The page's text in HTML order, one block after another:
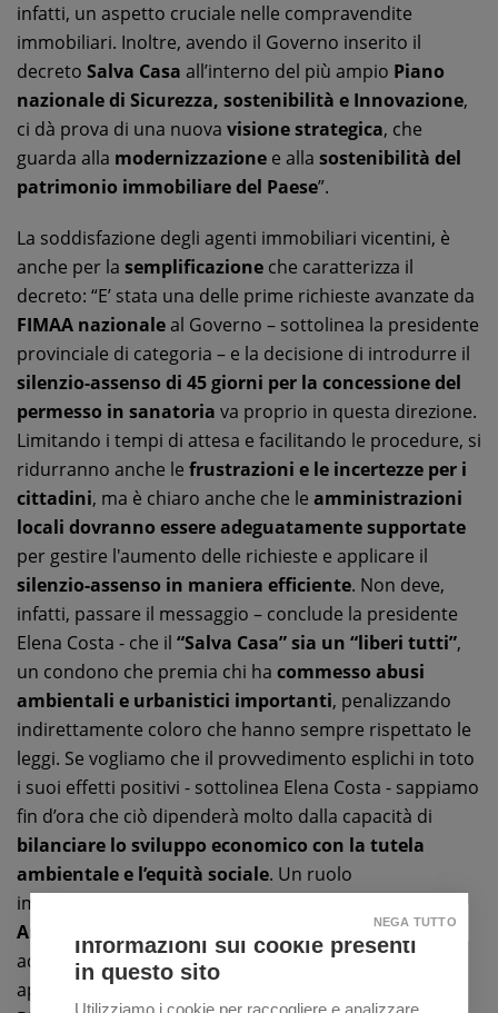
infatti, un aspetto cruciale nelle compravendite
immobiliari. Inoltre, avendo il Governo inserito il
decreto Salva Casa all’interno del più ampio Piano
nazionale di Sicurezza, sostenibilità e Innovazione,
ci dà prova di una nuova visione strategica, che
guarda alla modernizzazione e alla sostenibilità del
patrimonio immobiliare del Paese”.
La soddisfazione degli agenti immobiliari vicentini, è
anche per la semplificazione che caratterizza il
decreto: “E’ stata una delle prime richieste avanzate da
FIMAA nazionaleal Governo – sottolinea la presidente
provinciale di categoria – e la decisione di introdurre il
silenzio-assenso di 45 giorni per la concessione del
permesso in sanatoria va proprio in questa direzione.
Limitando i tempi di attesa e facilitando le procedure, si
ridurranno anche le frustrazioni e le incertezze per i
cittadini, ma è chiaro anche che le amministrazioni
locali dovranno essere adeguatamente supportate
per gestire l'aumento delle richieste e applicare il
silenzio-assenso in maniera efficiente. Non deve,
infatti, passare il messaggio – conclude la presidente
Elena Costa - che il “Salva Casa” sia un “liberi tutti”,
un condono che premia chi ha commesso abusi
ambientali e urbanistici importanti, penalizzando
indirettamente coloro che hanno sempre rispettato le
leggi. Se vogliamo che il provvedimento esplichi in toto
i suoi effetti positivi - sottolinea Elena Costa - sappiamo
fin d’ora che ciò dipenderà molto dalla capacità di
bilanciare lo sviluppo economico con la tutela
ambientale e l’equità sociale. Un ruolo
importantissimo in tal senso è affidato alle
Amministrazioni locali
, che dovranno essere
adeguatamente supportate nel gestire le richieste, e
applicare ilsilenzio-assenso in maniera efficiente
Informazioni sui cookie presenti
in questo sito
Utilizziamo i cookie per raccogliere e analizzare
NEGA TUTTO